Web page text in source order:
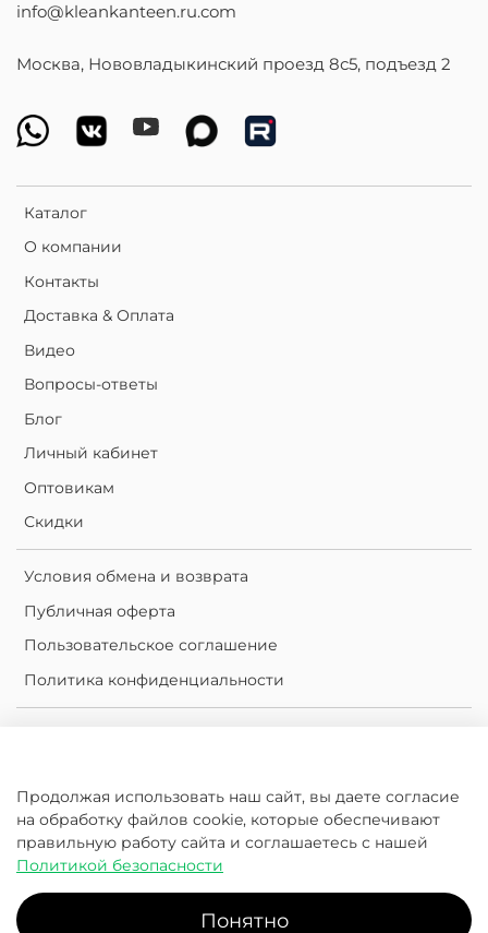
Каталог
О компании
Контакты
Доставка & Оплата
Видео
Вопросы-ответы
Блог
Личный кабинет
Оптовикам
Скидки
Условия обмена и возврата
Публичная оферта
Пользовательское соглашение
Политика конфиденциальности
Сравнение
Избранное
info@kleankanteen.ru.com
Москва, Нововладыкинский проезд 8с5, подъезд 2
2016-2026 © KleanKanteen.ru.com
Klean Kanteen | Россия - официальный дистрибьютор
Продолжая использовать наш сайт, вы даете согласие
на обработку файлов cookie, которые обеспечивают
правильную работу сайта и соглашаетесь с нашей
Политикой безопасности
Понятно